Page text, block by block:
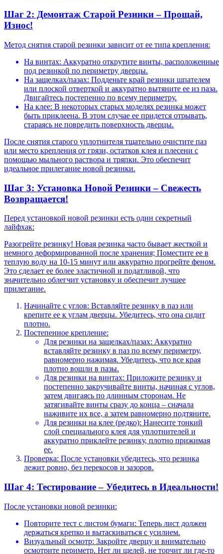
Шаг 2: Демонтаж Старой Резинки – Прощай,
Износ!
Метод снятия старой резинки зависит от ее типа крепления:
На винтах: Аккуратно открутите винты, расположенные
под резинкой по периметру дверцы.
На защелках/пазах: Подденьте край резинки шпателем
или плоской отверткой и аккуратно вытяните ее из паза.
Двигайтесь постепенно по всему периметру.
На клее: В некоторых старых моделях резинка может
быть приклеена. В этом случае ее придется отрывать,
стараясь не повредить поверхность дверцы.
После снятия старого уплотнителя тщательно очистите паз
или место крепления от грязи, остатков клея и плесени с
помощью мыльного раствора и тряпки. Это обеспечит
идеальное прилегание новой резинки.
Шаг 3: Установка Новой Резинки – Свежесть
Возвращается!
Перед установкой новой резинки есть один секретный
лайфхак:
Разогрейте резинку! Новая резинка часто бывает жесткой и
немного деформированной после хранения; Поместите ее в
теплую воду на 10-15 минут или аккуратно прогрейте феном.
Это сделает ее более эластичной и податливой, что
значительно облегчит установку и обеспечит лучшее
прилегание.
Начинайте с углов: Вставляйте резинку в паз или
крепите ее к углам дверцы. Убедитесь, что она сидит
плотно.
Постепенное крепление:
Для резинки на защелках/пазах: Аккуратно
вставляйте резинку в паз по всему периметру,
равномерно нажимая. Убедитесь, что все края
плотно вошли в пазы.
Для резинки на винтах: Приложите резинку и
постепенно закручивайте винты, начиная с углов,
затем двигаясь по длинным сторонам. Не
затягивайте винты сразу до конца – сначала
наживите их все, а затем равномерно подтяните.
Для резинки на клее (редко): Нанесите тонкий
слой специального клея для уплотнителей и
аккуратно приклейте резинку, плотно прижимая
ее.
Проверка: После установки убедитесь, что резинка
лежит ровно, без перекосов и зазоров.
Шаг 4: Тестирование – Убедитесь в Идеальности!
После установки новой резинки:
Повторите тест с листом бумаги: Теперь лист должен
держаться крепко и вытаскиваться с усилием.
Визуальный осмотр: Закройте дверцу и внимательно
осмотрите периметр. Нет ли щелей, не торчит ли где-то